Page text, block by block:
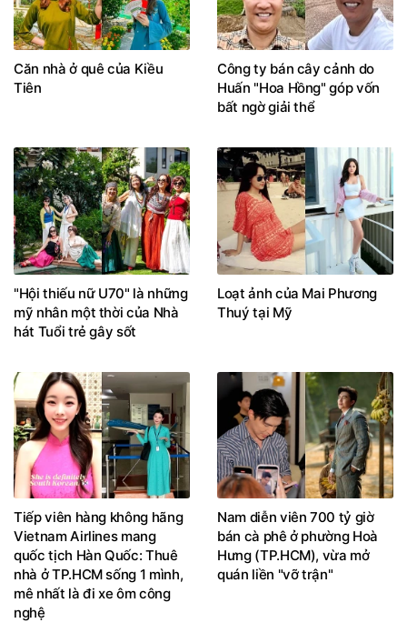
Căn nhà ở quê của Kiều
Tiên
Công ty bán cây cảnh do
Huấn "Hoa Hồng" góp vốn
bất ngờ giải thể
"Hội thiếu nữ U70" là những
mỹ nhân một thời của Nhà
hát Tuổi trẻ gây sốt
Loạt ảnh của Mai Phương
Thuý tại Mỹ
Tiếp viên hàng không hãng
Vietnam Airlines mang
quốc tịch Hàn Quốc: Thuê
nhà ở TP.HCM sống 1 mình,
mê nhất là đi xe ôm công
nghệ
Nam diễn viên 700 tỷ giờ
bán cà phê ở phường Hoà
Hưng (TP.HCM), vừa mở
quán liền "vỡ trận"